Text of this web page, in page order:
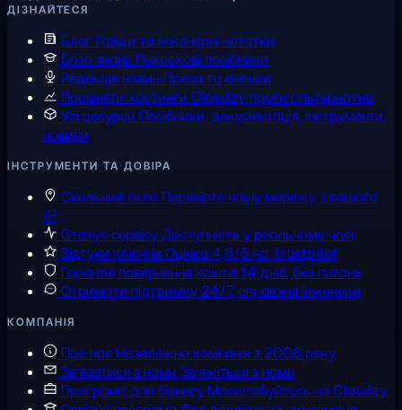
ДІЗНАЙТЕСЯ
Блог Гайди та інженерні нотатки
База знань Покрокові посібники
Редакція новин Преса та анонси
Порівняти хостинги Cloudzy проти альтернатив
Усі ресурси Посібники, документація, інструменти,
новини
ІНСТРУМЕНТИ ТА ДОВІРА
Скельний скло Перевірте нашу мережу з вашого
IP
Статус сервісуДоступність у реальному часі
Відгуки клієнтівОцінка 4,6/5 на Trustpilot
Гарантія повернення коштів14 днів, без питань
Отримати підтримку 24/7, справжні інженери
КОМПАНІЯ
Про насНезалежна компанія з 2008 року
Зв'язатися з нами Зв'яжіться з нами
Програма для бізнесуМасштабуйтесь на Cloudzy